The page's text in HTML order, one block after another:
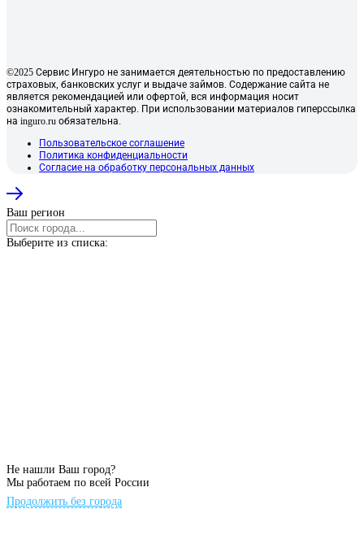
©2025 Сервис Ингуро не занимается деятельностью по предоставлению
страховых, банковских услуг и выдаче займов. Содержание сайта не
является рекомендацией или офертой, вся информация носит
ознакомительный характер. При использовании материалов гиперссылка
на inguro.ru обязательна.
Пользовательское соглашение
Политика конфиденциальности
Согласие на обработку персональных данных
Ваш регион
Выберите из списка:
Не нашли Ваш город?
Мы работаем по всей России
Продолжить без города